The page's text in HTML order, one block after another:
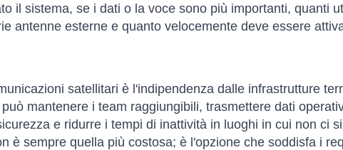
il sistema, se i dati o la voce sono più importanti, quanti
antenne esterne e quanto velocemente deve essere
satellitari è l'indipendenza dalle infrastrutture
mantenere i team raggiungibili, trasmettere dati
e ridurre i tempi di inattività in luoghi in cui non ci
è sempre quella più costosa; è l'opzione che soddisfa i